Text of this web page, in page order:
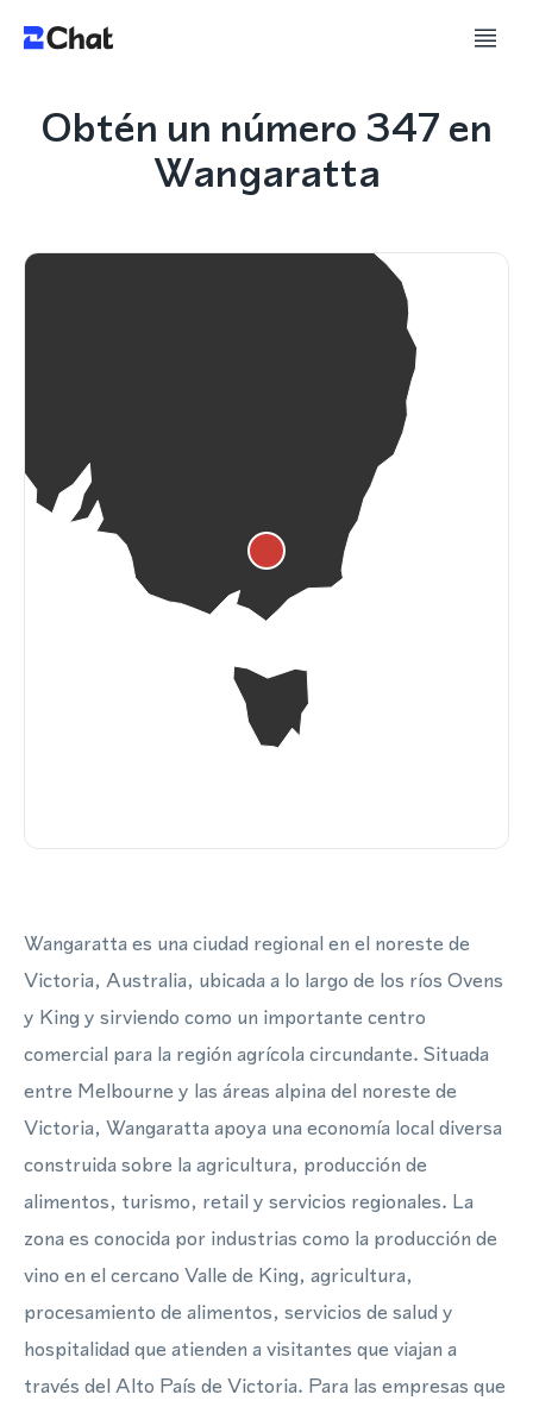
Obtén un número 347 en
Wangaratta
Wangaratta es una ciudad regional en el noreste de
Victoria, Australia, ubicada a lo largo de los ríos Ovens
y King y sirviendo como un importante centro
comercial para la región agrícola circundante. Situada
entre Melbourne y las áreas alpina del noreste de
Victoria, Wangaratta apoya una economía local diversa
construida sobre la agricultura, producción de
alimentos, turismo, retail y servicios regionales. La
zona es conocida por industrias como la producción de
vino en el cercano Valle de King, agricultura,
procesamiento de alimentos, servicios de salud y
hospitalidad que atienden a visitantes que viajan a
través del Alto País de Victoria. Para las empresas que